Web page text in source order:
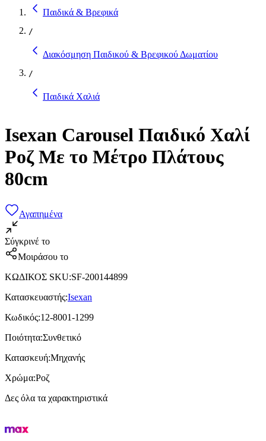
Παιδικά & Βρεφικά
/
Διακόσμηση Παιδικού & Βρεφικού Δωματίου
/
Παιδικά Χαλιά
Isexan Carousel Παιδικό Χαλί
Ροζ Με το Μέτρο Πλάτους
80cm
Αγαπημένα
Σύγκρινέ το
Μοιράσου το
ΚΩΔΙΚΟΣ SKU:SF-200144899
Κατασκευαστής:Isexan
Κωδικός:12-8001-1299
Ποιότητα:Συνθετικό
Κατασκευή:Μηχανής
Χρώμα:Ροζ
Δες όλα τα χαρακτηριστικά